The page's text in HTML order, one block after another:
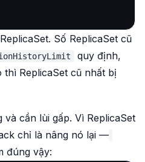
Số ReplicaSet cũ
quy định,
ReplicaSet cũ nhất bị
và cần lùi gấp. Vì ReplicaSet
chỉ là nâng nó lại —
đúng vậy: